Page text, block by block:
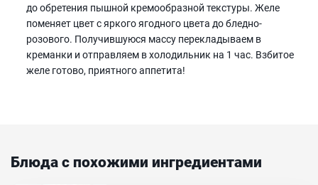
до обретения пышной кремообразной текстуры. Желе
поменяет цвет с яркого ягодного цвета до бледно-
розового. Получившуюся массу перекладываем в
креманки и отправляем в холодильник на 1 час. Взбитое
желе готово, приятного аппетита!
Блюда с похожими ингредиентами